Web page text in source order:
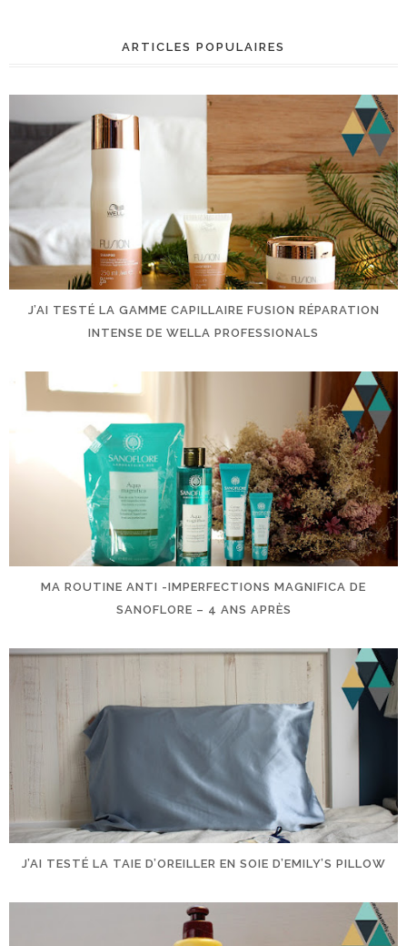
ARTICLES POPULAIRES
J’AI TESTÉ LA GAMME CAPILLAIRE FUSION RÉPARATION
INTENSE DE WELLA PROFESSIONALS
MA ROUTINE ANTI -IMPERFECTIONS MAGNIFICA DE
SANOFLORE – 4 ANS APRÈS
J’AI TESTÉ LA TAIE D’OREILLER EN SOIE D’EMILY’S PILLOW